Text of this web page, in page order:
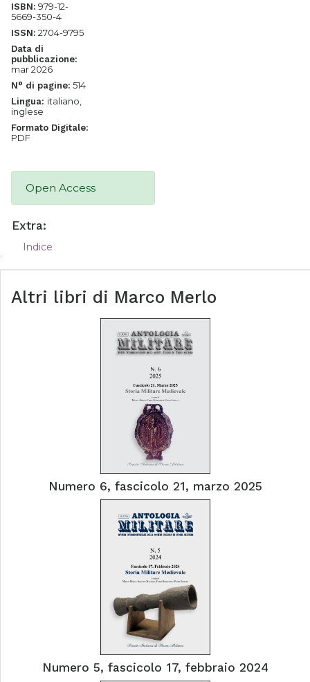
ISBN: 979-12-
5669-350-4
ISSN: 2704-9795
Data di
pubblicazione:
mar 2026
N° di pagine: 514
Lingua: italiano,
inglese
Formato Digitale:
PDF
Open Access
Extra:
Indice
Altri libri di Marco Merlo
Numero 6, fascicolo 21, marzo 2025
Numero 5, fascicolo 17, febbraio 2024